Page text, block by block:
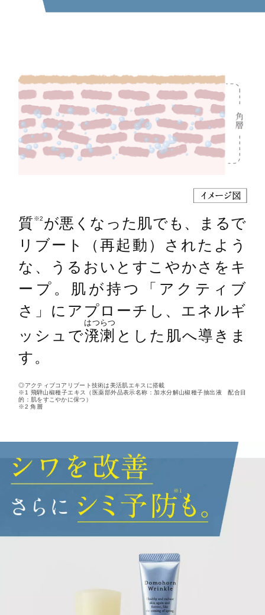
質 ※2 が悪くなった肌でも、まるで
リブート（再起動）されたよう
な、うるおいとすこやかさをキ
ープ。肌が持つ「アクティブ
さ」にアプローチし、エネルギ
ッシュで溌溂
はつらつ
とした肌へ導きま
す。
◎アクティブコアリブート技術は美活肌エキスに搭載
※1 飛騨山椒種子エキス（医薬部外品表示名称：加水分解山椒種子抽出液 配合目
的：肌をすこやかに保つ）
※2 角層